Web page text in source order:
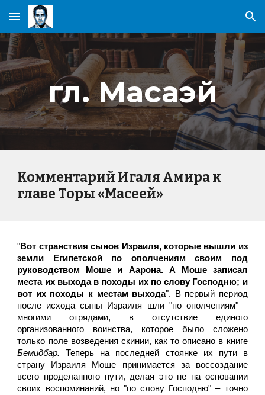
Skip to main content Skip to navigation
гл. Масаэй
Комментарий Игаля Амира к
главе Торы «Масеей»
"Вот странствия сынов Израиля, которые вышли из
земли Египетской по ополчениям своим под
руководством Моше и Аарона. А Моше записал
места их выхода в походы их по слову Господню; и
вот их походы к местам выхода". В первый период
после исхода сыны Израиля шли "по ополчениям" –
многими отрядами, в отсутствие единого
организованного воинства, которое было сложено
только поле возведения скинии, как то описано в книге
Бемидбар.Теперь на последней стоянке их пути в
страну Израиля Моше принимается за воссоздание
всего проделанного пути, делая это не на основании
своих воспоминаний, но "по слову Господню" – точно